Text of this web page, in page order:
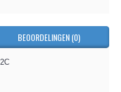
BEOORDELINGEN (0)